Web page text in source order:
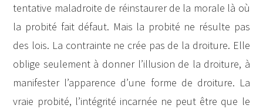
tentative maladroite de réinstaurer de la morale là où
la probité fait défaut. Mais la probité ne résulte pas
des lois. La contrainte ne crée pas de la droiture. Elle
oblige seulement à donner l’illusion de la droiture, à
manifester l’apparence d’une forme de droiture. La
vraie probité, l’intégrité incarnée ne peut être que le